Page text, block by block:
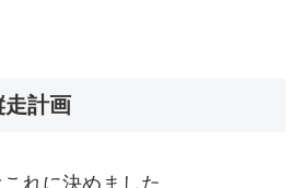
走計画
れに決めました。